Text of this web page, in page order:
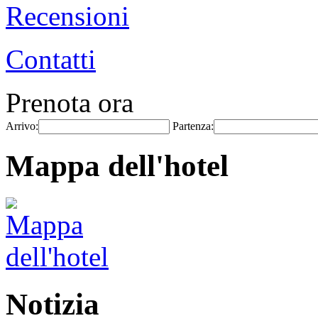
Recensioni
Contatti
Prenota ora
Arrivo: Partenza:
Mappa dell'hotel
Notizia